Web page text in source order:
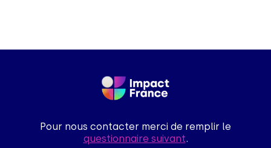
Pour nous contacter merci de remplir le
questionnaire suivant.